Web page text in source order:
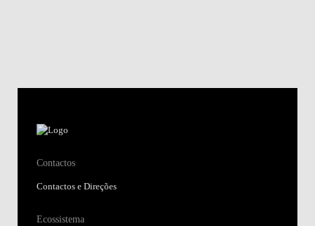
Contactos
Contactos e Direções
Ecossistema